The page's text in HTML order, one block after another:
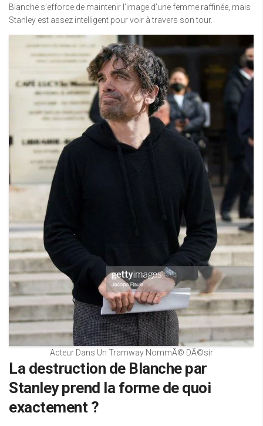
Blanche s’efforce de maintenir l’image d’une femme raffinée, mais
Stanley est assez intelligent pour voir à travers son tour.
Acteur Dans Un Tramway NommÃ© DÃ©sir
La destruction de Blanche par
Stanley prend la forme de quoi
exactement ?